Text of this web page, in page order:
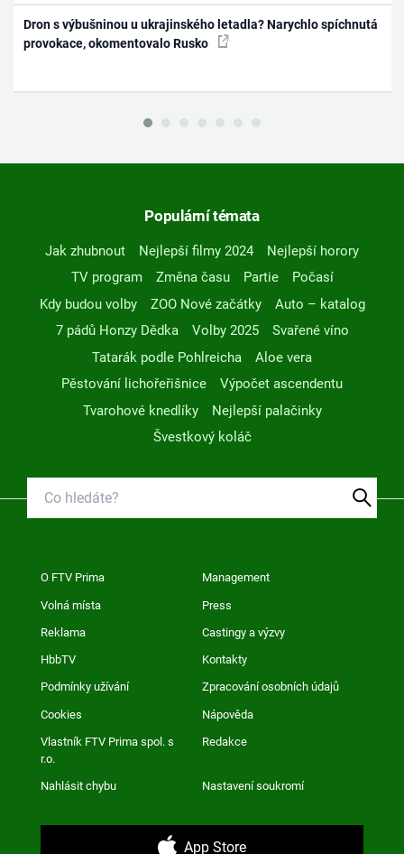
Dron s výbušninou u ukrajinského letadla? Narychlo spíchnutá
provokace, okomentovalo Rusko
Populární témata
Jak zhubnout Nejlepší filmy 2024
Nejlepší horory
TV program
Změna času Partie
Počasí
Kdy budou volby
ZOO Nové začátky
Auto – katalog
7 pádů Honzy Dědka
Volby 2025
Svařené víno
Tatarák podle Pohlreicha
Aloe vera
Pěstování lichořeřišnice
Výpočet ascendentu
Tvarohové knedlíky
Nejlepší palačinky
Švestkový koláč
O FTV Prima Management
Volná místa Press
Reklama Castingy a výzvy
HbbTV Kontakty
Podmínky užívání Zpracování osobních údajů
Cookies Nápověda
Vlastník FTV Prima spol. s
r.o.
Redakce
Nahlásit chybu Nastavení soukromí
App Store